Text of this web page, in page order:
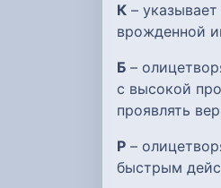
К –
врожденной
Б –
с высокой
проявлять
Р –
быстрым